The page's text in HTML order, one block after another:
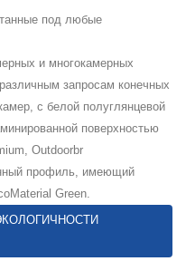
под любые
и многокамерных
запросам конечных
с белой полуглянцевой
поверхностью
Outdoorbr
профиль, имеющий
Green.